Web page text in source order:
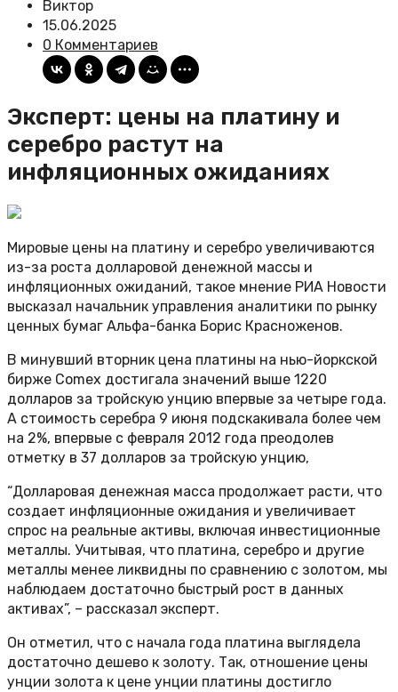
Виктор
15.06.2025
0 Комментариев
Эксперт: цены на платину и
серебро растут на
инфляционных ожиданиях
Мировые цены на платину и серебро увеличиваются
из-за роста долларовой денежной массы и
инфляционных ожиданий, такое мнение РИА Новости
высказал начальник управления аналитики по рынку
ценных бумаг Альфа-банка Борис Красноженов.
В минувший вторник цена платины на нью-йоркской
бирже Comex достигала значений выше 1220
долларов за тройскую унцию впервые за четыре года.
А стоимость серебра 9 июня подскакивала более чем
на 2%, впервые с февраля 2012 года преодолев
отметку в 37 долларов за тройскую унцию,
“Долларовая денежная масса продолжает расти, что
создает инфляционные ожидания и увеличивает
спрос на реальные активы, включая инвестиционные
металлы. Учитывая, что платина, серебро и другие
металлы менее ликвидны по сравнению с золотом, мы
наблюдаем достаточно быстрый рост в данных
активах”, – рассказал эксперт.
Он отметил, что с начала года платина выглядела
достаточно дешево к золоту. Так, отношение цены
унции золота к цене унции платины достигло